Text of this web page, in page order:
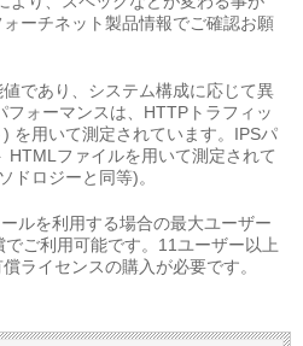
ーチネット製品情報でご確認お願
であり、システム構成に応じて異
ォーマンスは、HTTPトラフィッ
を用いて測定されています。IPSパ
HTMLファイルを用いて測定されて
ドロジーと同等)。
ルを利用する場合の最大ユーザー
ご利用可能です。11ユーザー以上
ライセンスの購入が必要です。